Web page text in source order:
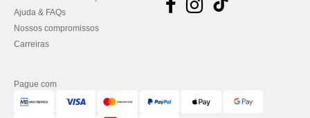
Ajuda & FAQs
Nossos compromissos
Carreiras
Pague com